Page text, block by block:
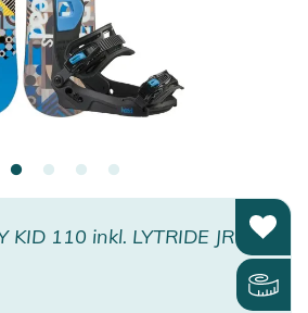
KID 110 inkl. LYTRIDE JR